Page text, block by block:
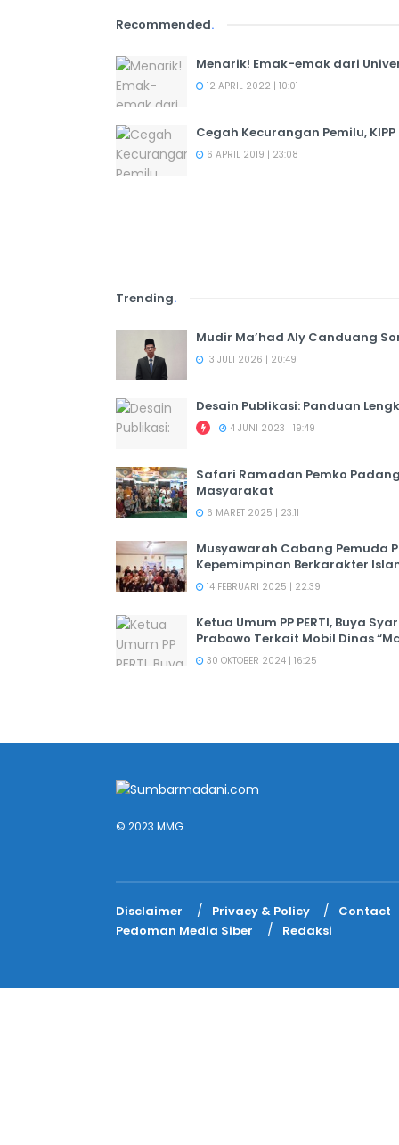
Recommended.
Menarik! Emak-emak dari
12 APRIL 2022 | 10:01
Cegah Kecurangan Pemilu,
6 APRIL 2019 | 23:08
Trending.
Mudir Ma’had Aly Canduang
13 JULI 2026 | 20:49
Desain Publikasi: Panduan
4 JUNI 2023 | 19:49
Safari Ramadan Pemko
Masyarakat
6 MARET 2025 | 23:11
Musyawarah Cabang Pemuda
Kepemimpinan Berkarakter
14 FEBRUARI 2025 | 22:39
Ketua Umum PP PERTI, Buya
Prabowo Terkait Mobil Dinas
30 OKTOBER 2024 | 16:25
© 2023 MMG
Disclaimer Privacy & Policy
Contact
Pedoman Media Siber
Redaksi